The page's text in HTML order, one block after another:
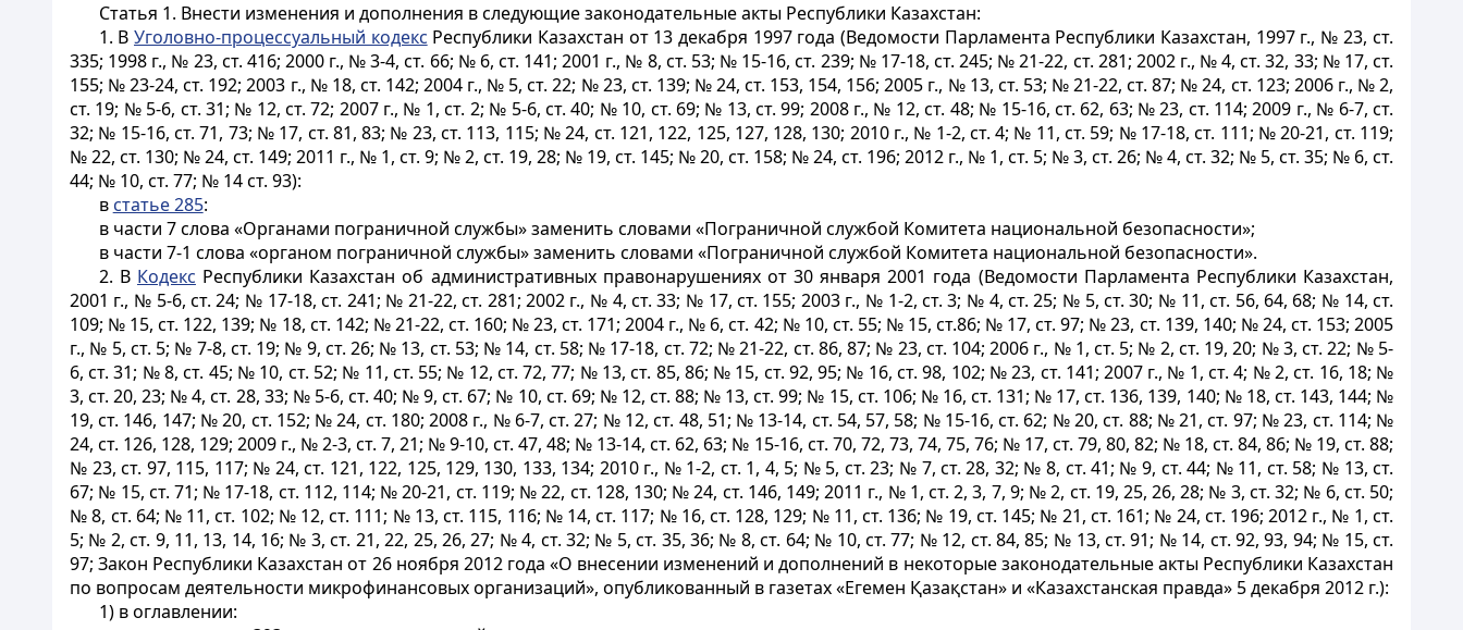
Статья 1. Внести изменения и дополнения в следующие законодательные акты Республики Казахстан:
1. В Уголовно-процессуальный кодекс Республики Казахстан от 13 декабря 1997 года (Ведомости Парламента Республики Казахстан, 1997 г., № 23, ст.
335; 1998 г., № 23, ст. 416; 2000 г., № 3-4, ст. 66; № 6, ст. 141; 2001 г., № 8, ст. 53; № 15-16, ст. 239; № 17-18, ст. 245; № 21-22, ст. 281; 2002 г., № 4, ст. 32, 33; № 17, ст.
155; № 23-24, ст. 192; 2003 г., № 18, ст. 142; 2004 г., № 5, ст. 22; № 23, ст. 139; № 24, ст. 153, 154, 156; 2005 г., № 13, ст. 53; № 21-22, ст. 87; № 24, ст. 123; 2006 г., № 2,
ст. 19; № 5-6, ст. 31; № 12, ст. 72; 2007 г., № 1, ст. 2; № 5-6, ст. 40; № 10, ст. 69; № 13, ст. 99; 2008 г., № 12, ст. 48; № 15-16, ст. 62, 63; № 23, ст. 114; 2009 г., № 6-7, ст.
32; № 15-16, ст. 71, 73; № 17, ст. 81, 83; № 23, ст. 113, 115; № 24, ст. 121, 122, 125, 127, 128, 130; 2010 г., № 1-2, ст. 4; № 11, ст. 59; № 17-18, ст. 111; № 20-21, ст. 119;
№ 22, ст. 130; № 24, ст. 149; 2011 г., № 1, ст. 9; № 2, ст. 19, 28; № 19, ст. 145; № 20, ст. 158; № 24, ст. 196; 2012 г., № 1, ст. 5; № 3, ст. 26; № 4, ст. 32; № 5, ст. 35; № 6, ст.
44; № 10, ст. 77; № 14 ст. 93):
в статье 285:
в части 7 слова «Органами пограничной службы» заменить словами «Пограничной службой Комитета национальной безопасности»;
в части 7-1 слова «органом пограничной службы» заменить словами «Пограничной службой Комитета национальной безопасности».
2. В Кодекс Республики Казахстан об административных правонарушениях от 30 января 2001 года (Ведомости Парламента Республики Казахстан,
2001 г., № 5-6, ст. 24; № 17-18, ст. 241; № 21-22, ст. 281; 2002 г., № 4, ст. 33; № 17, ст. 155; 2003 г., № 1-2, ст. 3; № 4, ст. 25; № 5, ст. 30; № 11, ст. 56, 64, 68; № 14, ст.
109; № 15, ст. 122, 139; № 18, ст. 142; № 21-22, ст. 160; № 23, ст. 171; 2004 г., № 6, ст. 42; № 10, ст. 55; № 15, ст.86; № 17, ст. 97; № 23, ст. 139, 140; № 24, ст. 153; 2005
г., № 5, ст. 5; № 7-8, ст. 19; № 9, ст. 26; № 13, ст. 53; № 14, ст. 58; № 17-18, ст. 72; № 21-22, ст. 86, 87; № 23, ст. 104; 2006 г., № 1, ст. 5; № 2, ст. 19, 20; № 3, ст. 22; № 5-
6, ст. 31; № 8, ст. 45; № 10, ст. 52; № 11, ст. 55; № 12, ст. 72, 77; № 13, ст. 85, 86; № 15, ст. 92, 95; № 16, ст. 98, 102; № 23, ст. 141; 2007 г., № 1, ст. 4; № 2, ст. 16, 18; №
3, ст. 20, 23; № 4, ст. 28, 33; № 5-6, ст. 40; № 9, ст. 67; № 10, ст. 69; № 12, ст. 88; № 13, ст. 99; № 15, ст. 106; № 16, ст. 131; № 17, ст. 136, 139, 140; № 18, ст. 143, 144; №
19, ст. 146, 147; № 20, ст. 152; № 24, ст. 180; 2008 г., № 6-7, ст. 27; № 12, ст. 48, 51; № 13-14, ст. 54, 57, 58; № 15-16, ст. 62; № 20, ст. 88; № 21, ст. 97; № 23, ст. 114; №
24, ст. 126, 128, 129; 2009 г., № 2-3, ст. 7, 21; № 9-10, ст. 47, 48; № 13-14, ст. 62, 63; № 15-16, ст. 70, 72, 73, 74, 75, 76; № 17, ст. 79, 80, 82; № 18, ст. 84, 86; № 19, ст. 88;
№ 23, ст. 97, 115, 117; № 24, ст. 121, 122, 125, 129, 130, 133, 134; 2010 г., № 1-2, ст. 1, 4, 5; № 5, ст. 23; № 7, ст. 28, 32; № 8, ст. 41; № 9, ст. 44; № 11, ст. 58; № 13, ст.
67; № 15, ст. 71; № 17-18, ст. 112, 114; № 20-21, ст. 119; № 22, ст. 128, 130; № 24, ст. 146, 149; 2011 г., № 1, ст. 2, 3, 7, 9; № 2, ст. 19, 25, 26, 28; № 3, ст. 32; № 6, ст. 50;
№ 8, ст. 64; № 11, ст. 102; № 12, ст. 111; № 13, ст. 115, 116; № 14, ст. 117; № 16, ст. 128, 129; № 11, ст. 136; № 19, ст. 145; № 21, ст. 161; № 24, ст. 196; 2012 г., № 1, ст.
5; № 2, ст. 9, 11, 13, 14, 16; № 3, ст. 21, 22, 25, 26, 27; № 4, ст. 32; № 5, ст. 35, 36; № 8, ст. 64; № 10, ст. 77; № 12, ст. 84, 85; № 13, ст. 91; № 14, ст. 92, 93, 94; № 15, ст.
97; Закон Республики Казахстан от 26 ноября 2012 года «О внесении изменений и дополнений в некоторые законодательные акты Республики Казахстан
по вопросам деятельности микрофинансовых организаций», опубликованный в газетах «Егемен Қазақстан» и «Казахстанская правда» 5 декабря 2012 г.):
1) в оглавлении: